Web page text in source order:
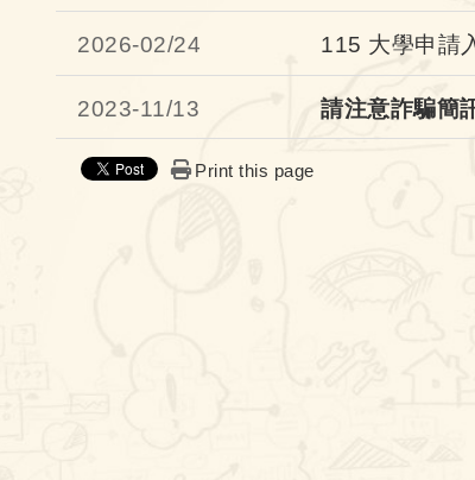
2026-02/24 115 大學申請
2023-11/13 請注意詐騙簡
Print this page